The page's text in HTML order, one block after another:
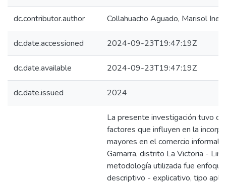
dc.contributor.author Collahuacho Aguado, Marisol Ines
dc.date.accessioned 2024-09-23T19:47:19Z
dc.date.available 2024-09-23T19:47:19Z
dc.date.issued 2024
La presente investigación tuvo
factores que influyen en la
mayores en el comercio informal
Gamarra, distrito La Victoria -
metodología utilizada fue
descriptivo - explicativo, tipo